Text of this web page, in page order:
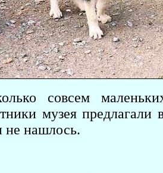
совсем
музея
не нашлось.